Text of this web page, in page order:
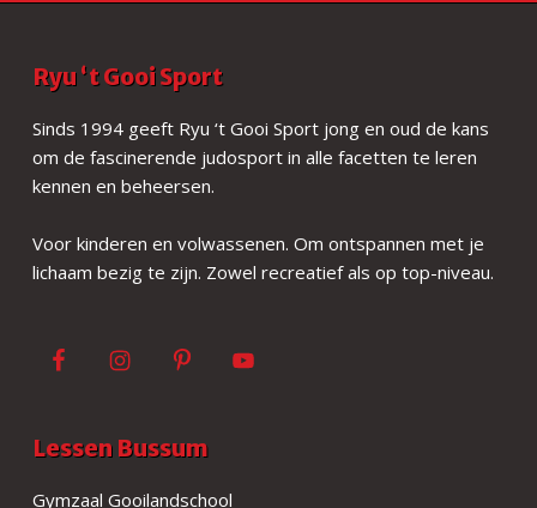
Ryu ‘t Gooi Sport
Sinds 1994 geeft Ryu ‘t Gooi Sport jong en oud de kans
om de fascinerende judosport in alle facetten te leren
kennen en beheersen.
Voor kinderen en volwassenen. Om ontspannen met je
lichaam bezig te zijn. Zowel recreatief als op top-niveau.
Lessen Bussum
Gymzaal Gooilandschool